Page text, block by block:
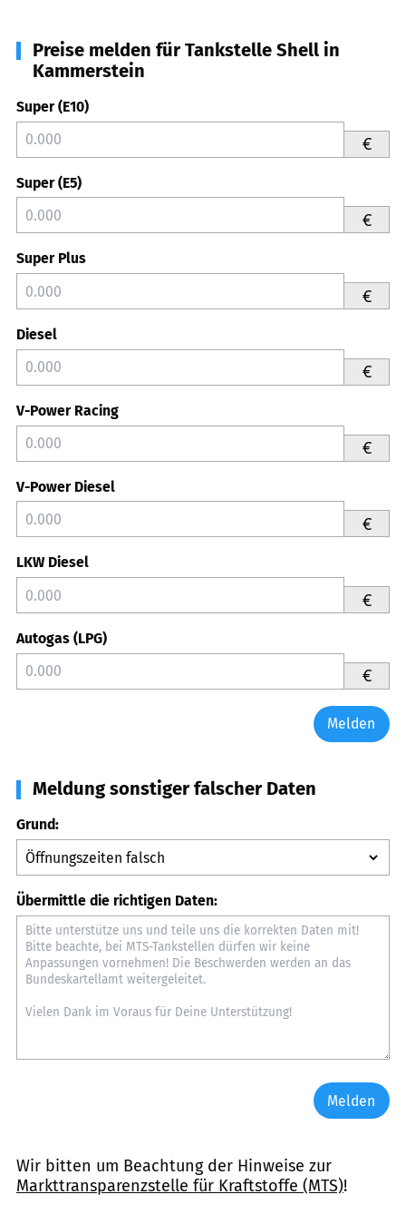
Preise melden für Tankstelle Shell in
Kammerstein
Super (E10)
€
Super (E5)
€
Super Plus
€
Diesel
€
V-Power Racing
€
V-Power Diesel
€
LKW Diesel
€
Autogas (LPG)
€
Melden
Meldung sonstiger falscher Daten
Grund:
Übermittle die richtigen Daten:
Melden
Wir bitten um Beachtung der Hinweise zur
Markttransparenzstelle für Kraftstoffe (MTS)!